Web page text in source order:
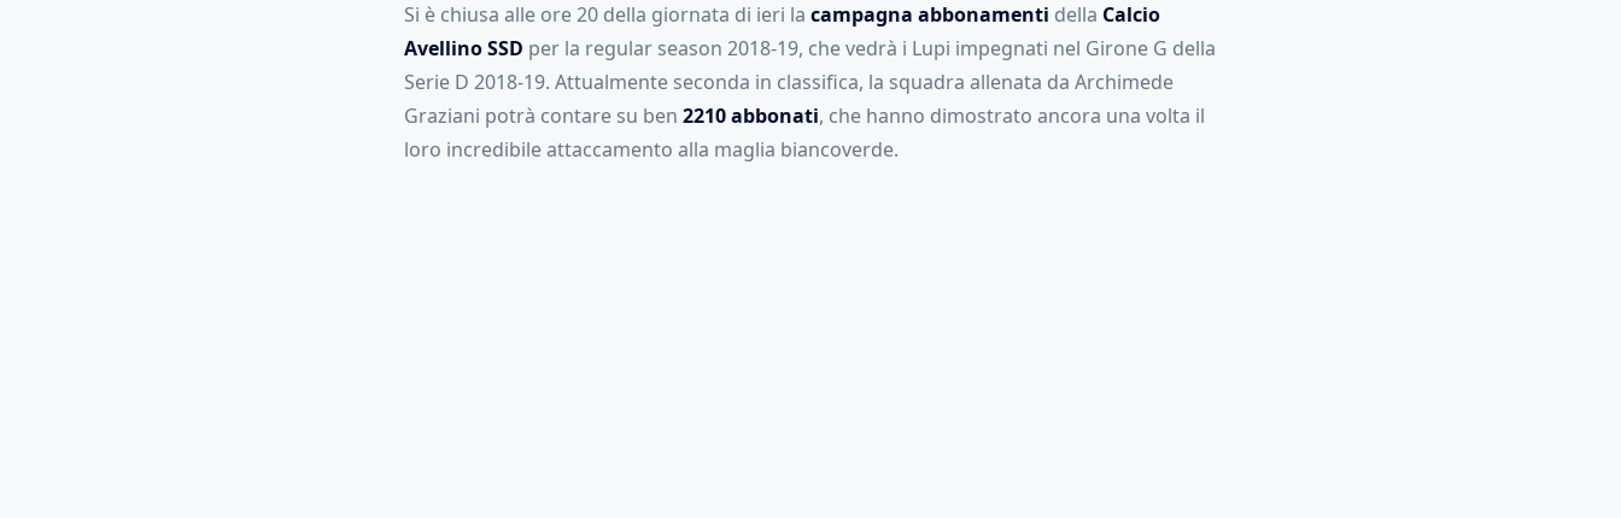
Si è chiusa alle ore 20 della giornata di ieri la campagna abbonamenti della Calcio
Avellino SSD per la regular season 2018-19, che vedrà i Lupi impegnati nel Girone G della
Serie D 2018-19. Attualmente seconda in classifica, la squadra allenata da Archimede
Graziani potrà contare su ben 2210 abbonati, che hanno dimostrato ancora una volta il
loro incredibile attaccamento alla maglia biancoverde.